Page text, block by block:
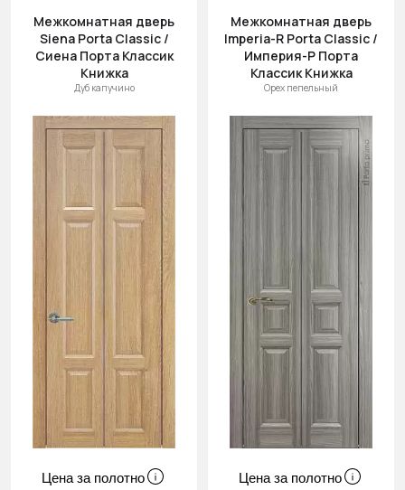
Межкомнатная дверь
Siena Porta Classic /
Сиена Порта Классик
Книжка
Дуб капучино
Цена за полотно
Межкомнатная дверь
Imperia-R Porta Classic /
Империя-Р Порта
Классик Книжка
Орех пепельный
Цена за полотно